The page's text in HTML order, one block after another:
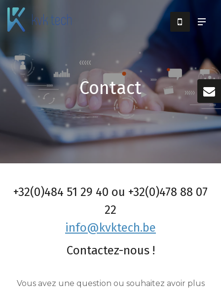
Contact
+32(0)484 51 29 40 ou +32(0)478 88 07
22
info@kvktech.be
Contactez-nous !
Vous avez une question ou souhaitez avoir plus